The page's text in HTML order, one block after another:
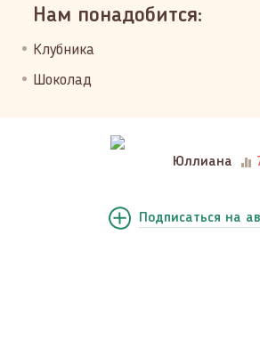
Нам понадобится:
Клубника
Шоколад
Юллиана
Подписаться на